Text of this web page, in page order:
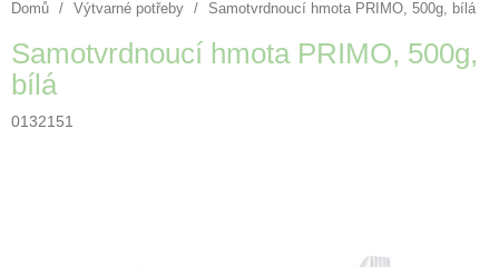
Balení
Dekorace
doplňky
Domů / Výtvarné potřeby / Samotvrdnoucí hmota PRIMO, 500g, bílá
Samotvrdnoucí hmota PRIMO, 500g,
bílá
0132151